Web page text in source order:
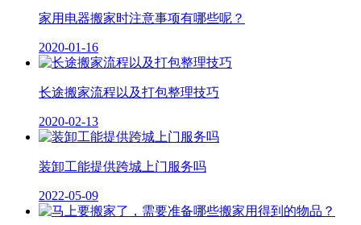
家用电器搬家时注意事项有哪些呢？
2020-01-16
长途搬家流程以及打包整理技巧
2020-02-13
装卸工能提供跨城上门服务吗
2022-05-09